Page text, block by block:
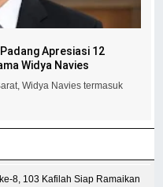
Apresiasi 12
Widya Navies
Widya Navies termasuk
8, 103 Kafilah Siap Ramaikan